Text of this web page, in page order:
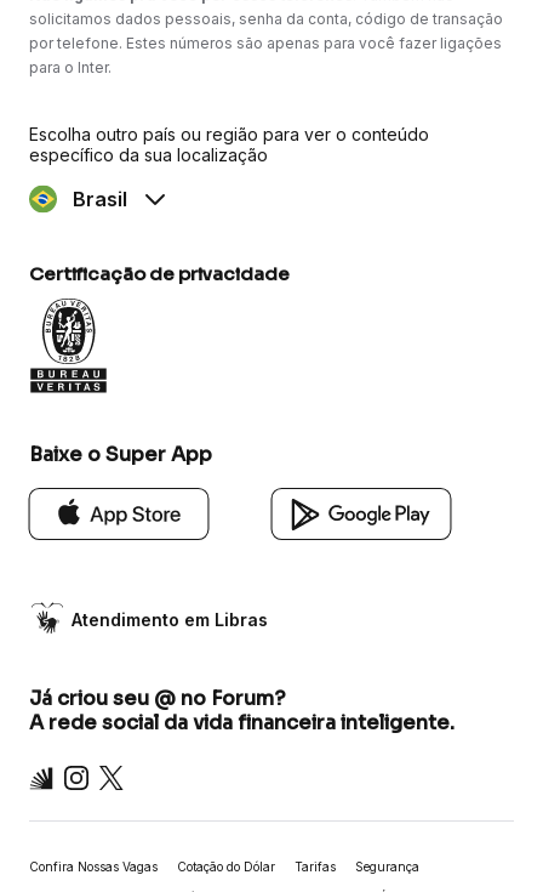
solicitamos dados pessoais, senha da conta, código de transação
por telefone. Estes números são apenas para você fazer ligações
para o Inter.
Escolha outro país ou região para ver o conteúdo
específico da sua localização
Brasil
Certificação de privacidade
Baixe o Super App
Atendimento em Libras
Já criou seu @ no Forum?
A rede social da vida financeira inteligente.
Inter Instagram
X
Confira Nossas Vagas Cotação do Dólar Tarifas Segurança